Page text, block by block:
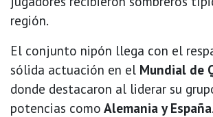
región.
El conjunto nipón llega con el
sólida actuación en el Mundial de
donde destacaron al liderar su
potencias como Alemania y España